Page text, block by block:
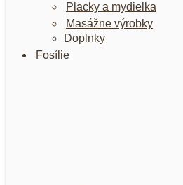
Placky a mydielka
Masážne výrobky
Doplnky
Fosílie